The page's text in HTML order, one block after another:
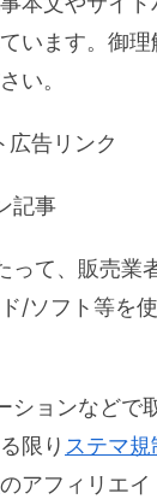
います。御理
い。
広告リンク
記事
って、販売業
/ソフト等を
ョンなどで
限り ステマ規
のアフィリエイ